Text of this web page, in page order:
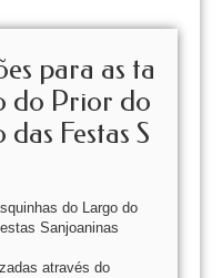
para as ta
do Prior do
Festas S
do Largo do
Sanjoaninas
através do